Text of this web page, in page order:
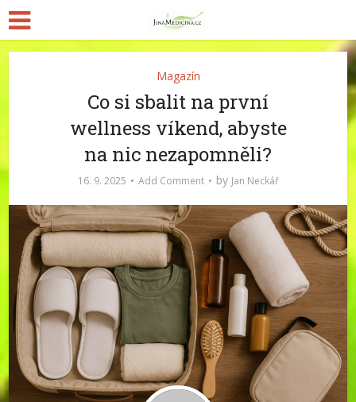
Magazín
Co si sbalit na první
wellness víkend, abyste
na nic nezapomněli?
16. 9. 2025 Add Comment by Jan Neckář